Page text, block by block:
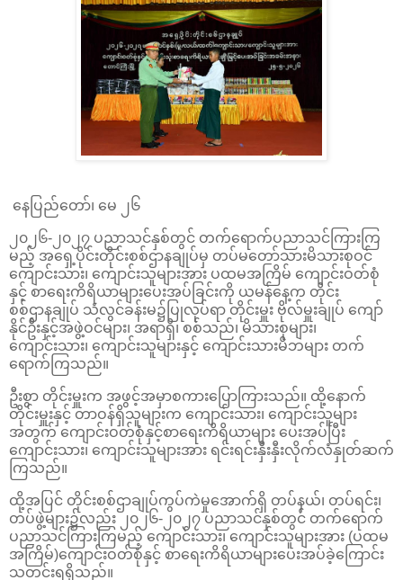
နေပြည်တော်၊ မေ ၂၆
၂၀၂၆-၂၀၂၇ ပညာသင်နှစ်တွင် တက်ရောက်ပညာသင်ကြားကြ
မည့် အရှေ့ပိုင်းတိုင်းစစ်ဌာနချုပ်မှ တပ်မတော်သားမိသားစုဝင်
ကျောင်းသား၊ ကျောင်းသူများအား ပထမအကြိမ် ကျောင်းဝတ်စုံ
နှင့် စာရေးကိရိယာများပေးအပ်ခြင်းကို ယမန်နေ့က တိုင်း
စစ်ဌာနချုပ် သံလွင်ခန်းမ၌ပြုလုပ်ရာ တိုင်းမှူး ဗိုလ်မှူးချုပ် ကျော်
နိုင်ဦးနှင့်အဖွဲ့ဝင်များ၊ အရာရှိ၊ စစ်သည်၊ မိသားစုများ၊
ကျောင်းသား၊ ကျောင်းသူများနှင့် ကျောင်းသားမိဘများ တက်
ရောက်ကြသည်။
ဦးစွာ တိုင်းမှူးက အဖွင့်အမှာစကားပြောကြားသည်။ ထို့နောက်
တိုင်းမှူးနှင့် တာဝန်ရှိသူများက ကျောင်းသား၊ ကျောင်းသူများ
အတွက် ကျောင်းဝတ်စုံနှင့်စာရေးကိရိယာများ ပေးအပ်ပြီး
ကျောင်းသား၊ ကျောင်းသူများအား ရင်းရင်းနှီးနှီးလိုက်လံနှုတ်ဆက်
ကြသည်။
ထို့အပြင် တိုင်းစစ်ဌာချုပ်ကွပ်ကဲမှုအောက်ရှိ တပ်နယ်၊ တပ်ရင်း၊
တပ်ဖွဲ့များ၌လည်း ၂၀၂၆-၂၀၂၇ ပညာသင်နှစ်တွင် တက်ရောက်
ပညာသင်ကြားကြမည့် ကျောင်းသား၊ ကျောင်းသူများအား (ပထမ
အကြိမ်)ကျောင်းဝတ်စုံနှင့် စာရေးကိရိယာများပေးအပ်ခဲ့ကြောင်း
သတင်းရရှိသည်။